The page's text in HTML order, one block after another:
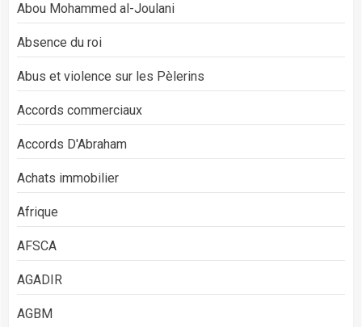
Abou Mohammed al-Joulani
Absence du roi
Abus et violence sur les Pèlerins
Accords commerciaux
Accords D'Abraham
Achats immobilier
Afrique
AFSCA
AGADIR
AGBM